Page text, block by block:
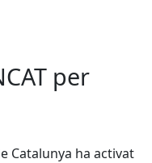
per
Catalunya ha activat